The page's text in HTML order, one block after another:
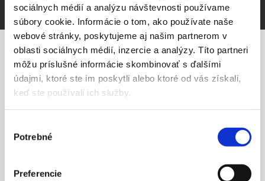
sociálnych médií a analýzu návštevnosti používame
súbory cookie. Informácie o tom, ako používate naše
webové stránky, poskytujeme aj našim partnerom v
oblasti sociálnych médií, inzercie a analýzy. Títo partneri
môžu príslušné informácie skombinovať s ďalšími
údajmi, ktoré ste im poskytli alebo ktoré od vás získali,
keď ste používali ich služby.
súhlasu
Potrebné
Preferencie
PODROBNÉ INFO